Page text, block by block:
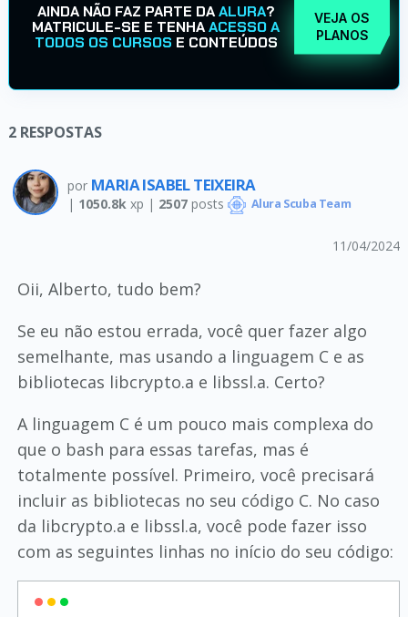
AINDA NÃO FAZ PARTE DAALURA?
MATRICULE-SE E TENHAACESSO A
TODOS OS CURSOS E CONTEÚDOS
VEJA OS
PLANOS
2 RESPOSTAS
por MARIA ISABEL TEIXEIRA
| 1050.8k xp | 2507posts Alura Scuba Team
11/04/2024
Oii, Alberto, tudo bem?
Se eu não estou errada, você quer fazer algo
semelhante, mas usando a linguagem C e as
bibliotecas libcrypto.a e libssl.a. Certo?
A linguagem C é um pouco mais complexa do
que o bash para essas tarefas, mas é
totalmente possível. Primeiro, você precisará
incluir as bibliotecas no seu código C. No caso
da libcrypto.a e libssl.a, você pode fazer isso
com as seguintes linhas no início do seu código: